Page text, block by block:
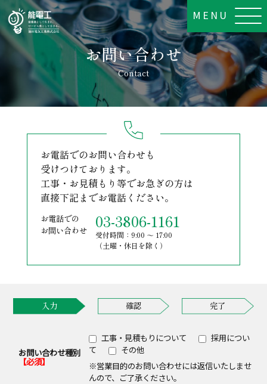
お問い合わせ
Contact
MENU
お電話でのお問い合わせも
受けつけております。
工事・お見積もり等でお急ぎの方は
直接下記までお電話ください。
お電話での
お問い合わせ
03-3806-1161
受付時間：9:00 ～ 17:00
（土曜・休日を除く）
入力 確認 完了
お問い合わせ種別
【必須】
工事・見積もりについて
採用につい
て
その他
※営業目的のお問い合わせには返信いたしませ
んので、ご了承ください。